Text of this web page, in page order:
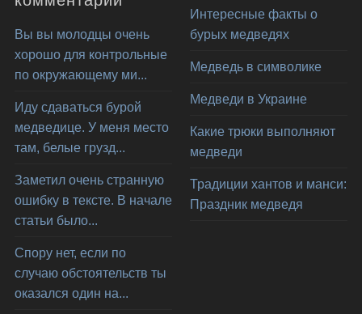
Вы вы молодцы очень
хорошо для контрольные
по окружающему ми...
Иду сдаваться бурой
медведице. У меня место
там, белые грузд...
Заметил очень странную
ошибку в тексте. В начале
статьи было...
Спору нет, если по
случаю обстоятельств ты
оказался один на...
Интересные факты о
бурых медведях
Медведь в символике
Медведи в Украине
Какие трюки выполняют
медведи
Традиции хантов и манси:
Праздник медведя